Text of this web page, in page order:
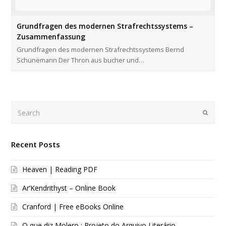
Grundfragen des modernen Strafrechtssystems –
Zusammenfassung
Grundfragen des modernen Strafrechtssystems Bernd
Schünemann Der Thron aus bucher und…
Submit
Recent Posts
Heaven | Reading PDF
Ar’Kendrithyst – Online Book
Cranford | Free eBooks Online